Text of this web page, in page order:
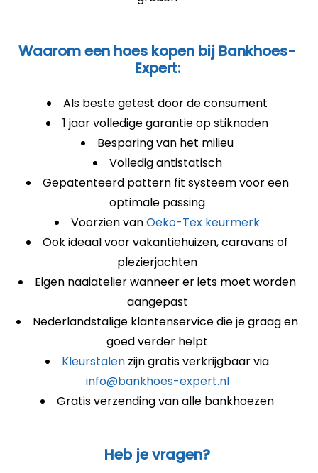
Waarom een hoes kopen bij Bankhoes-
Expert:
Als beste getest door de consument
1 jaar volledige garantie op stiknaden
Besparing van het milieu
Volledig antistatisch
Gepatenteerd pattern fit systeem voor een
optimale passing
Voorzien vanOeko-Tex keurmerk
Ook ideaal voor vakantiehuizen, caravans of
plezierjachten
Eigen naaiatelier wanneer er iets moet worden
aangepast
Nederlandstalige klantenservice die je graag en
goed verder helpt
Kleurstalen zijn gratis verkrijgbaar via
info@bankhoes-expert.nl
Gratis verzending van alle bankhoezen
Heb je vragen?